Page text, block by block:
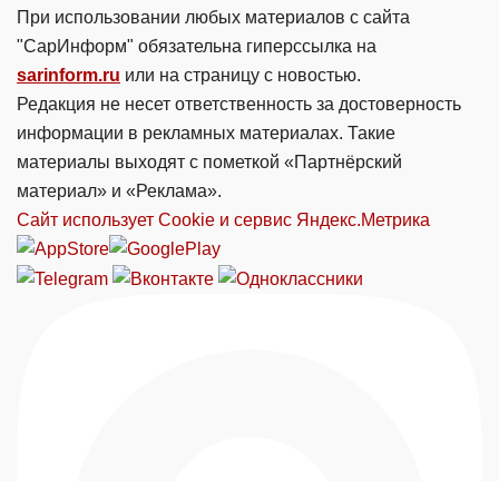
При использовании любых материалов с сайта
"СарИнформ" обязательна гиперссылка на
sarinform.ru или на страницу с новостью.
Редакция не несет ответственность за достоверность
информации в рекламных материалах. Такие
материалы выходят с пометкой «Партнёрский
материал» и «Реклама».
Сайт использует Cookie и сервиc Яндекс.Метрика